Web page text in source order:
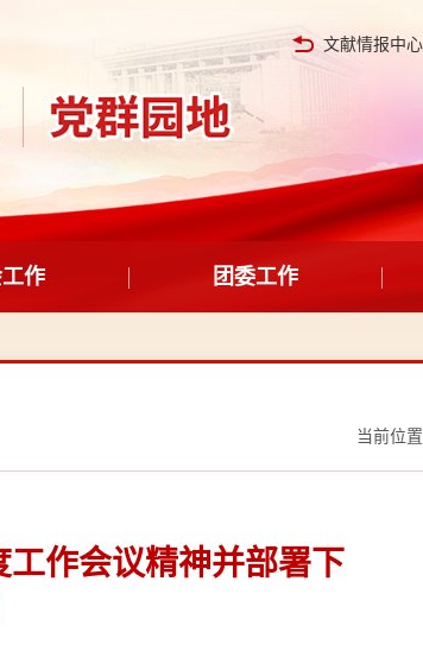
文献情报中心
作 团委工作
当前位置
作会议精神并部署下